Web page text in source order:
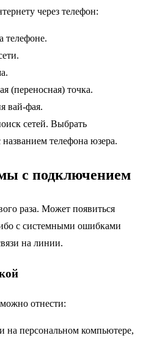
через телефон:
телефоне.
(переносная) точка.
вай-фая.
сетей. Выбрать
телефона юзера.
с подключением
раза. Может появиться
с системными ошибками
на линии.
отнести:
на персональном компьютере,